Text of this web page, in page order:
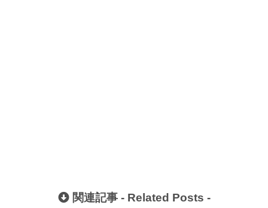
関連記事 - Related Posts -